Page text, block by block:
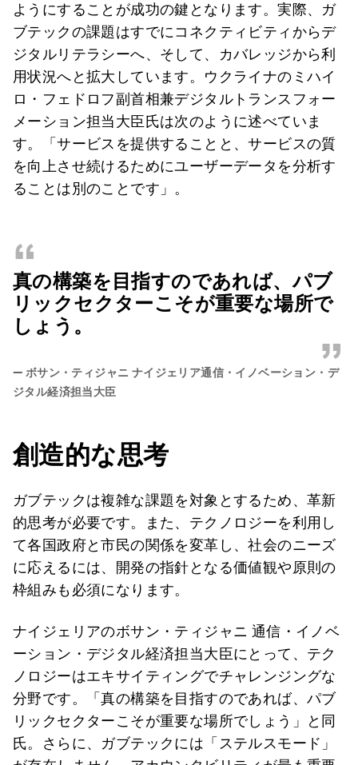
ようにすることが成功の鍵となります。実際、ガ
ブテックの課題はすでにコネクティビティからデ
ジタルリテラシーへ、そして、カバレッジから利
用状況へと拡大しています。ウクライナのミハイ
ロ・フェドロフ副首相兼デジタルトランスフォー
メーション担当大臣氏は次のように述べていま
す。「サービスを提供することと、サービスの質
を向上させ続けるためにユーザーデータを分析す
ることは別のことです」。
“
真の構築を目指すのであれば、パブ
リックセクターこそが重要な場所で
しょう。
”
— ボサン・ティジャニ ナイジェリア通信・イノベーション・デ
ジタル経済担当大臣
創造的な思考
ガブテックは複雑な課題を対象とするため、革新
的思考が必要です。また、テクノロジーを利用し
て各国政府と市民の関係を変革し、社会のニーズ
に応えるには、開発の指針となる価値観や原則の
枠組みも必須になります。
ナイジェリアのボサン・ティジャニ 通信・イノベ
ーション・デジタル経済担当大臣にとって、テク
ノロジーはエキサイティングでチャレンジングな
分野です。「真の構築を目指すのであれば、パブ
リックセクターこそが重要な場所でしょう」と同
氏。さらに、ガブテックには「ステルスモード」